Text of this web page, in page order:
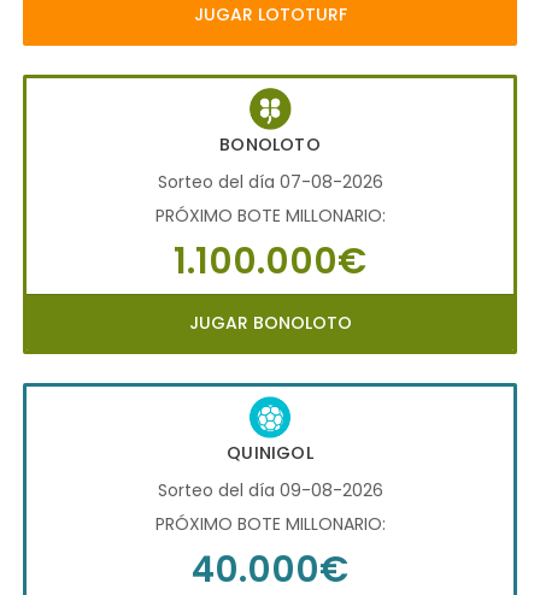
JUGAR LOTOTURF
BONOLOTO
Sorteo del día 07-08-2026
PRÓXIMO BOTE MILLONARIO:
1.100.000€
JUGAR BONOLOTO
QUINIGOL
Sorteo del día 09-08-2026
PRÓXIMO BOTE MILLONARIO:
40.000€